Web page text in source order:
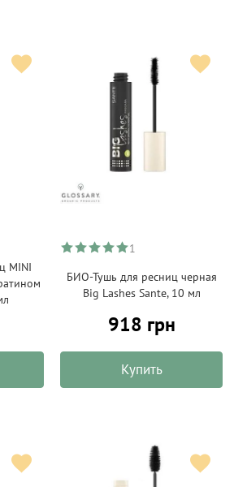
MINI
1
БИО-Тушь для ресниц черная
Big Lashes Sante, 10 мл
918 грн
Купить